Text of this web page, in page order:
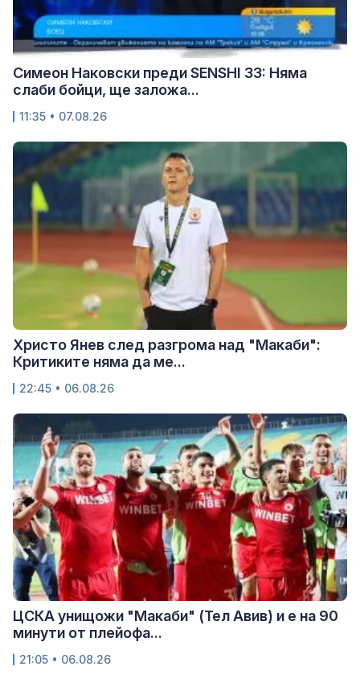
Симеон Наковски преди SENSHI 33: Няма
слаби бойци, ще заложа...
11:35 • 07.08.26
Христо Янев след разгрома над "Макаби":
Критиките няма да ме...
22:45 • 06.08.26
ЦСКА унищожи "Макаби" (Тел Авив) и е на 90
минути от плейофа...
21:05 • 06.08.26